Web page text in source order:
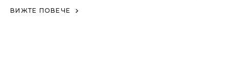
ВИЖТЕ ПОВЕЧЕ